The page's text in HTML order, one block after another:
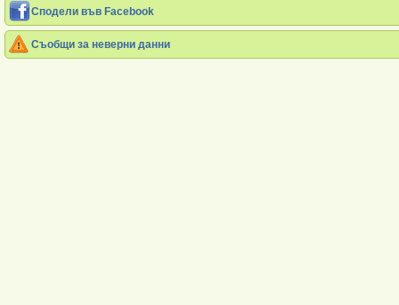
Сподели във Facebook
Съобщи за неверни данни